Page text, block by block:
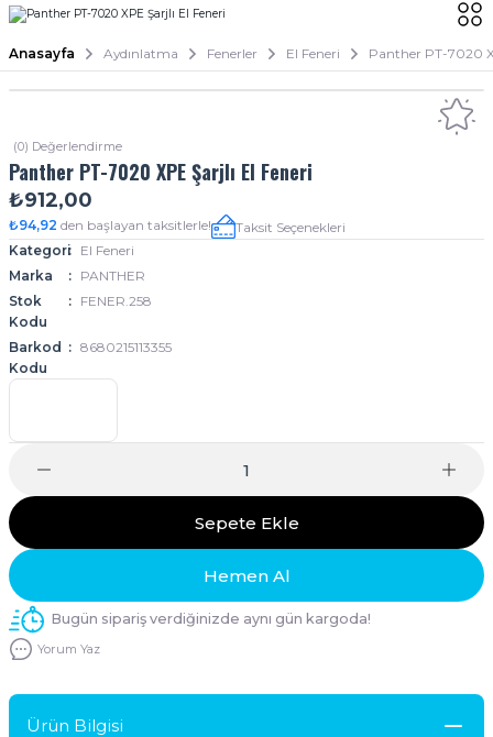
Anasayfa Aydınlatma Fenerler El Feneri Panther PT-7020
(0) Değerlendirme
Panther PT-7020 XPE Şarjlı El Feneri
₺912,00
₺94,92 den başlayan taksitlerle!
Taksit Seçenekleri
Kategori
El Feneri
Marka
PANTHER
Stok
Kodu
FENER.258
Barkod
Kodu
8680215113355
Sepete Ekle
Hemen Al
Bugün sipariş verdiğinizde aynı gün kargoda!
Yorum Yaz
Ürün Bilgisi